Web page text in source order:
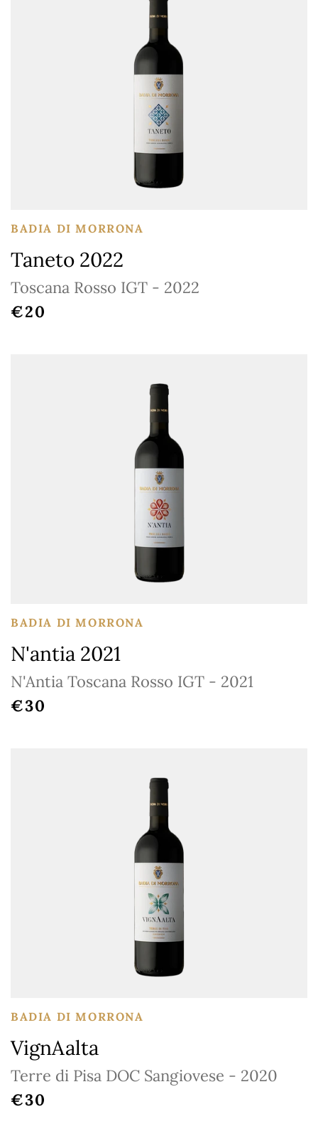
BADIA DI MORRONA
Taneto 2022
Toscana Rosso IGT - 2022
REGULAR PRICE
€20
BADIA DI MORRONA
N'antia 2021
N'Antia Toscana Rosso IGT - 2021
REGULAR PRICE
€30
BADIA DI MORRONA
VignAalta
Terre di Pisa DOC Sangiovese - 2020
REGULAR PRICE
€30